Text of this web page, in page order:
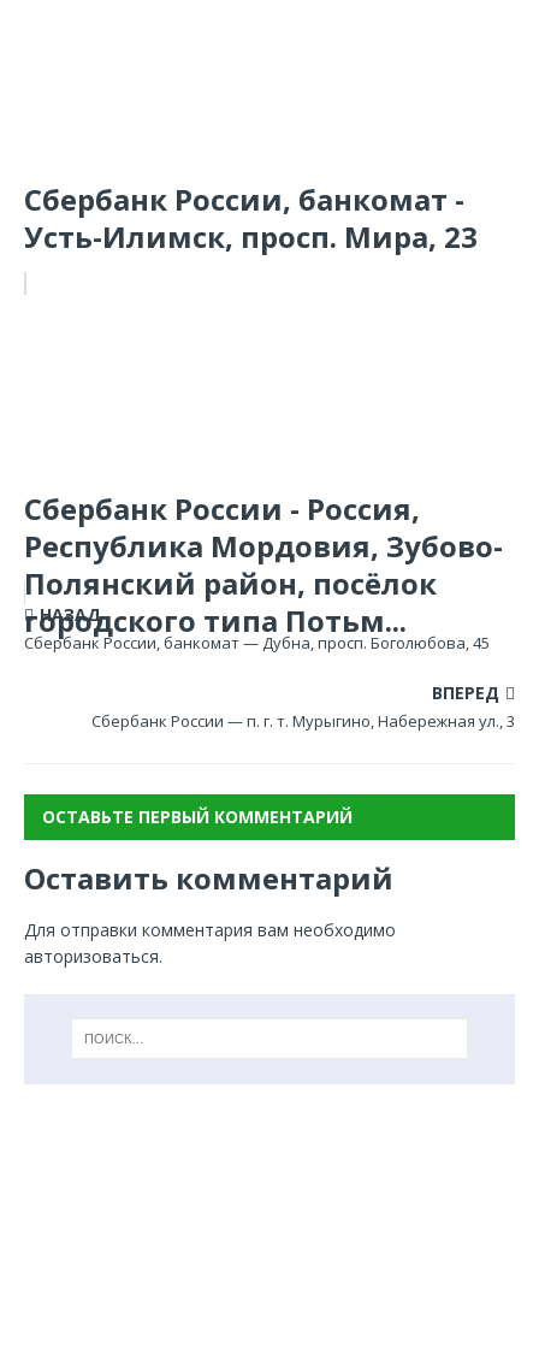
Сбербанк России, банкомат -
Усть-Илимск, просп. Мира, 23
Сбербанк России - Россия,
Республика Мордовия, Зубово-
Полянский район, посёлок
городского типа Потьм...
НАЗАД
Сбербанк России, банкомат — Дубна, просп. Боголюбова, 45
ВПЕРЕД
Сбербанк России — п. г. т. Мурыгино, Набережная ул., 3
ОСТАВЬТЕ ПЕРВЫЙ КОММЕНТАРИЙ
Оставить комментарий
Для отправки комментария вам необходимо
авторизоваться.